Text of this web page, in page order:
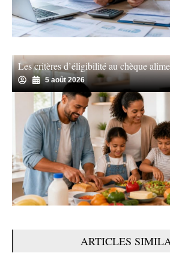
Les critères d’éligibilité au chèque
5 août 2026
ARTICLES